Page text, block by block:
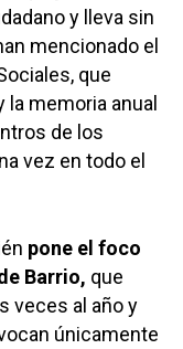
y lleva sin
mencionado el
que
la memoria anual
de los
vez en todo el
pone el foco
Barrio, que
veces al año y
únicamente